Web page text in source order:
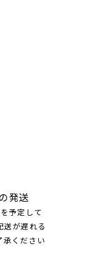
発送
予定して
送が遅れる
ください